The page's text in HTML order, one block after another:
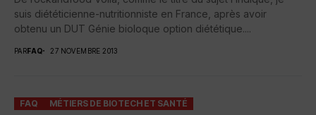
suis diététicienne-nutritionniste en France, après avoir
obtenu un DUT Génie bioloque option diététique....
PARFAQ 27 NOVEMBRE 2013
FAQ MÉTIERS DE BIOTECH ET SANTÉ